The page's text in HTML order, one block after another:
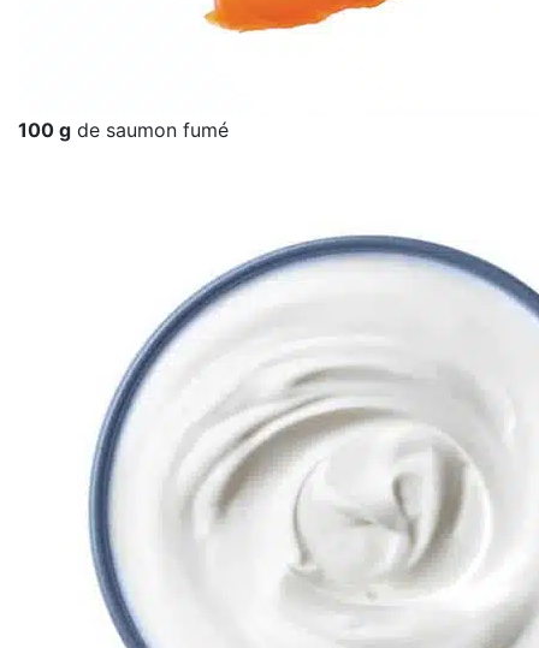
100 g de saumon fumé